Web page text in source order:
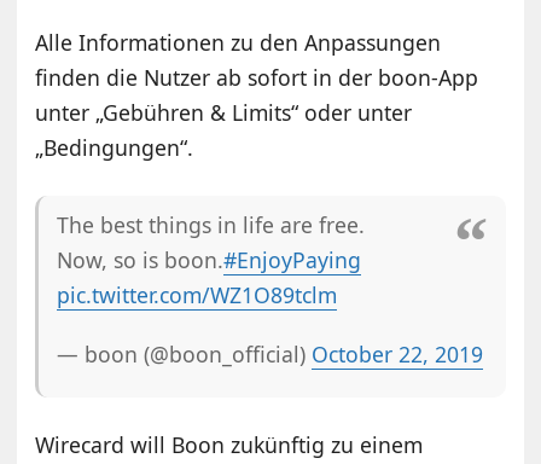
Alle Informationen zu den Anpassungen
finden die Nutzer ab sofort in der boon-App
unter „Gebühren & Limits“ oder unter
„Bedingungen“.
The best things in life are free.
Now, so is boon.#EnjoyPaying
pic.twitter.com/WZ1O89tclm
— boon (@boon_official) October 22, 2019
Wirecard will Boon zukünftig zu einem